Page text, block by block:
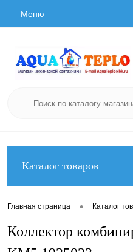
Меню
Каталог товаров
Главная страница • Каталог
Коллектор